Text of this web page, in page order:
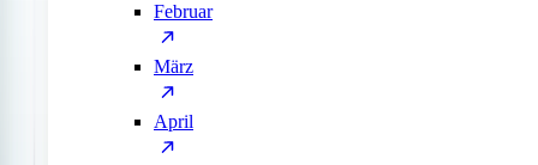
Februar
März
April